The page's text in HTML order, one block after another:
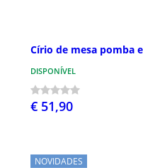
Círio de mesa pomba
DISPONÍVEL
€ 51,90
NOVIDADES